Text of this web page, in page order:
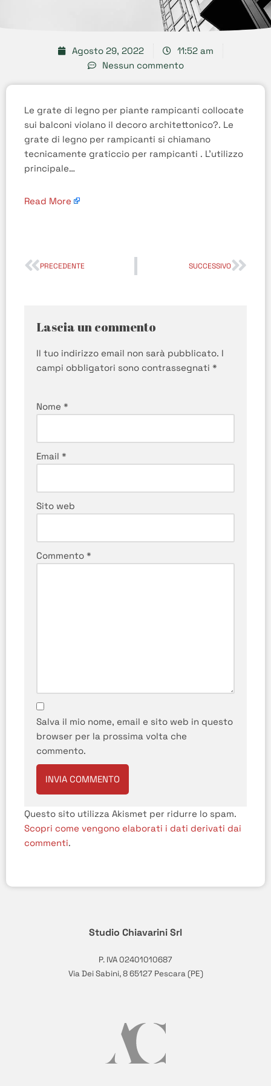
Agosto 29, 2022
11:52 am
Nessun commento
Le grate di legno per piante rampicanti collocate
sui balconi violano il decoro architettonico?. Le
grate di legno per rampicanti si chiamano
tecnicamente graticcio per rampicanti . L’utilizzo
principale…
Read More
PRECEDENTE SUCCESSIVO
Lascia un commento
Il tuo indirizzo email non sarà pubblicato. I
campi obbligatori sono contrassegnati *
Nome *
Email *
Sito web
Commento *
Salva il mio nome, email e sito web in questo
browser per la prossima volta che
commento.
Questo sito utilizza Akismet per ridurre lo spam.
Scopri come vengono elaborati i dati derivati dai
commenti.
Studio Chiavarini Srl
P. IVA 02401010687
Via Dei Sabini, 8 65127 Pescara (PE)